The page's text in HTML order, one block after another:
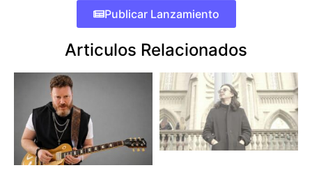
Publicar Lanzamiento
Articulos Relacionados